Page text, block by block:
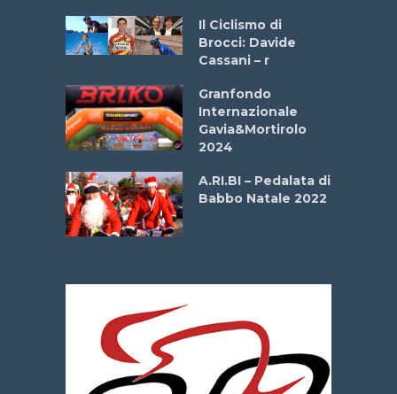
Il Ciclismo di
Brocci: Davide
Cassani – r
Granfondo
Internazionale
Gavia&Mortirolo
2024
A.RI.BI – Pedalata di
Babbo Natale 2022